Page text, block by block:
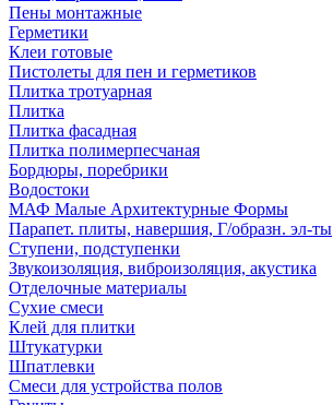
Пены монтажные
Герметики
Клеи готовые
Пистолеты для пен и герметиков
Плитка тротуарная
Плитка
Плитка фасадная
Плитка полимерпесчаная
Бордюры, поребрики
Водостоки
МАФ Малые Архитектурные Формы
Парапет. плиты, навершия, Г/образн. эл-ты
Ступени, подступенки
Звукоизоляция, виброизоляция, акустика
Отделочные материалы
Сухие смеси
Клей для плитки
Штукатурки
Шпатлевки
Смеси для устройства полов